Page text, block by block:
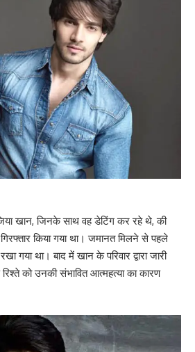
खान, जिनके साथ वह डेटिंग कर रहे थे, की
किया गया था। जमानत मिलने से पहले
गया था। बाद में खान के परिवार द्वारा जारी
को उनकी संभावित आत्महत्या का कारण